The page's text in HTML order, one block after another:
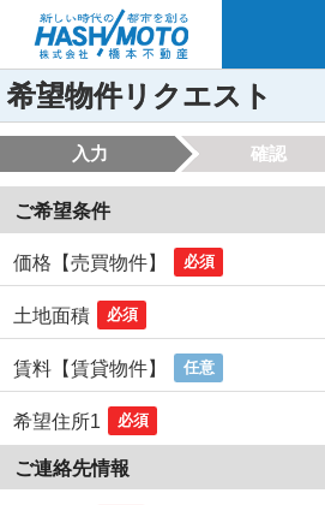
希望物件リクエスト
入力 確認
ご希望条件
価格【売買物件】 必須
土地面積 必須
賃料【賃貸物件】 任意
希望住所1 必須
ご連絡先情報